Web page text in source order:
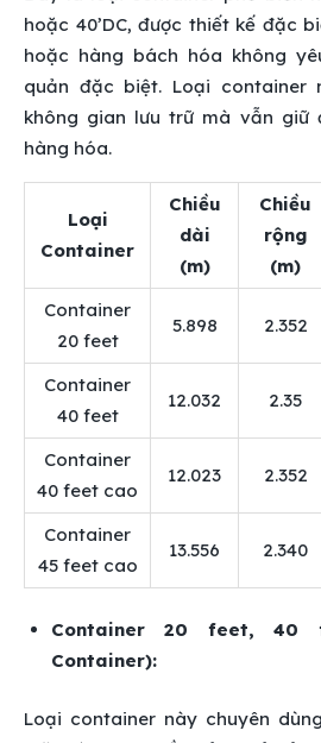
hoặc 40’DC, được thiết kế đặc
hoặc hàng bách hóa không
quản đặc biệt. Loại container
không gian lưu trữ mà vẫn giữ
hàng hóa.
Loại
Container
Chiều
dài
(m)
Chiều
rộng
(m)
Container
20 feet
5.898 2.352
Container
40 feet
12.032 2.35
Container
40 feet cao
12.023 2.352
Container
45 feet cao
13.556 2.340
Container 20 feet, 40
Container):
Loại container này chuyên